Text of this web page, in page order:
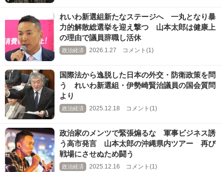
れいわ新選組新たなステージへ 一丸となり暴
力的解散総選挙を迎え撃つ 山本太郎は健康上
の理由で議員辞職し活休
政治経済 2026.1.27 コメント(1)
国際法から逸脱した日本の外交・防衛政策を問
う れいわ新選組・伊勢崎賢治議員の国会質問
より
政治経済 2025.12.18 コメント(1)
政治家のメンツで緊張煽るな 軍事ビジネス誘
う高市発言 山本太郎の沖縄県内ツアー 再び
戦場にさせぬため闘う
政治経済 2025.12.16 コメント(1)